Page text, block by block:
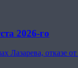
2026-го
отказе